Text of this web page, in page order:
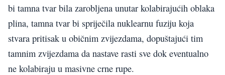
bi tamna tvar bila zarobljena unutar kolabirajućih oblaka
plina, tamna tvar bi spriječila nuklearnu fuziju koja
stvara pritisak u običnim zvijezdama, dopuštajući tim
tamnim zvijezdama da nastave rasti sve dok eventualno
ne kolabiraju u masivne crne rupe.